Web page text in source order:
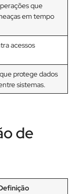
que
em tempo
acessos
protege dados
sistemas.
de